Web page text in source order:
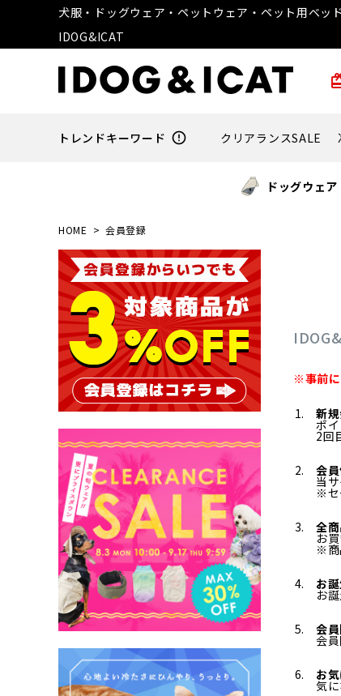
犬服・ドッグウェア・ペットウェア・ペット用ベッ
IDOG&ICAT
トレンドキーワード error_outline クリアランスSALE
ドッグウェア
HOME 会員登録
※事前
新
ポ
2回
会
当
※セ
全
お
※商
お
お
会
会
お
気